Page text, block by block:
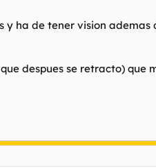
y ha de tener vision
despues se retracto) que